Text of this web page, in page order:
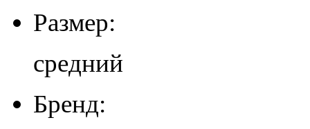
Размер:
средний
Бренд: